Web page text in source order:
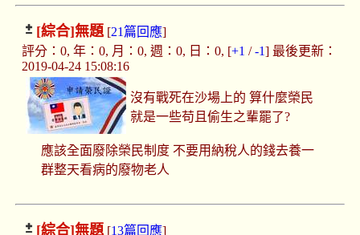
[綜合]無題[21篇回應]
評分：0, 年：0, 月：0, 週：0, 日：0, [+1 /-1] 最後更新：
2019-04-24 15:08:16
沒有戰死在沙場上的 算什麼榮民
就是一些苟且偷生之輩罷了?
應該全面廢除榮民制度 不要用納稅人的錢去養一
群整天看病的廢物老人
[綜合]無題[13篇回應]